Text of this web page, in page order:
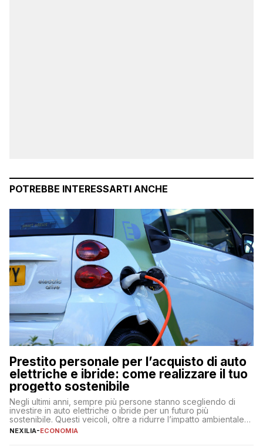
POTREBBE INTERESSARTI ANCHE
Prestito personale per l’acquisto di auto
elettriche e ibride: come realizzare il tuo
progetto sostenibile
Negli ultimi anni, sempre più persone stanno scegliendo di
investire in auto elettriche o ibride per un futuro più
sostenibile. Questi veicoli, oltre a ridurre l’impatto ambientale,
offrono vantaggi economici a lungo termine, come minori costi
NEXILIA-ECONOMIA